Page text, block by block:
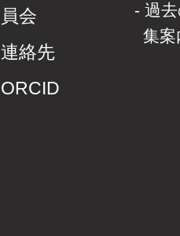
員会
連絡先
ORCID
過
集案